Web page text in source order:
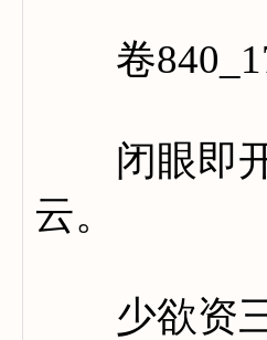
卷840_17
闭眼即开
云。
少欲资三